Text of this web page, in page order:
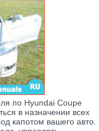
по Hyundai Coupe
в назначении всех
капотом вашего авто.